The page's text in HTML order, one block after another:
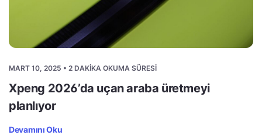
MART 10, 2025 • 2 DAKIKA OKUMA SÜRESI
Xpeng 2026’da uçan araba üretmeyi
planlıyor
Devamını Oku